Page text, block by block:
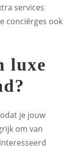
services
conciërges ook
luxe
je jouw
om van